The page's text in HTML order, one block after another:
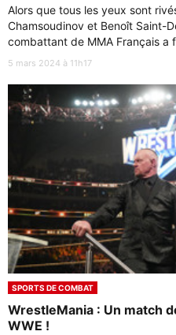
Alors que tous les yeux sont
Chamsoudinov et Benoît Saint-
combattant de MMA Français a
5 mars 2024 à 11h17
SPORTS DE COMBAT
WrestleMania : Un match
WWE !